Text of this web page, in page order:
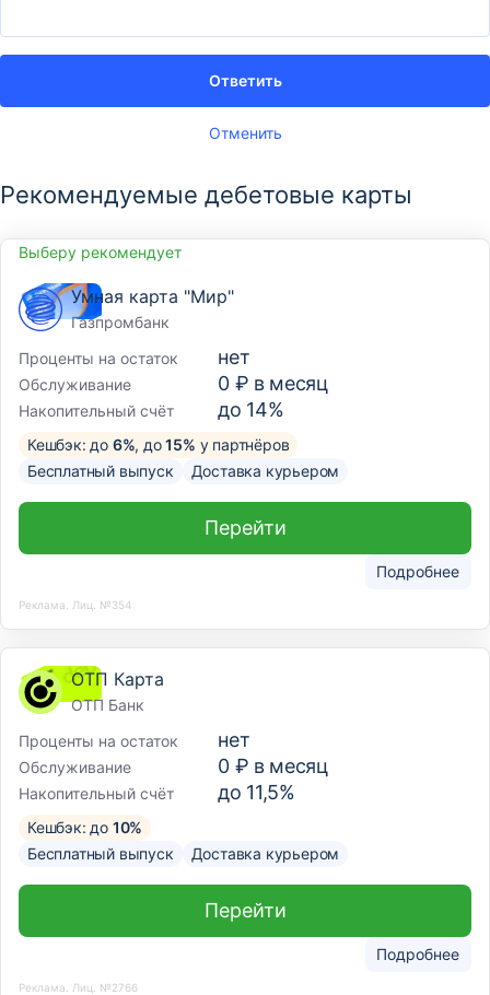
Отменить
Ответить
Рекомендуемые дебетовые карты
Выберу рекомендует
Умная карта "Мир"
Газпромбанк
Проценты на остаток
нет
Обслуживание 0 ₽ в месяц
Накопительный счёт до 14%
Кешбэк: до 6%, до15% у партнёров
Бесплатный выпуск
Доставка курьером
Подробнее
Перейти
Реклама. Лиц. №354
ОТП Карта
ОТП Банк
Проценты на остаток
нет
Обслуживание 0 ₽ в месяц
Накопительный счёт до 11,5%
Кешбэк: до 10%
Бесплатный выпуск
Доставка курьером
Подробнее
Перейти
Реклама. Лиц. №2766